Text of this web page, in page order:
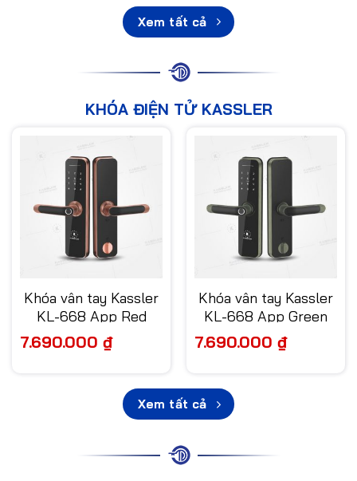
Xem tất cả
KHÓA ĐIỆN TỬ KASSLER
Khóa vân tay Kassler
KL-668 App Red
Bronze
7.690.000 ₫
Khóa vân tay Kassler
KL-668 App Green
Bronze
7.690.000 ₫
Xem tất cả